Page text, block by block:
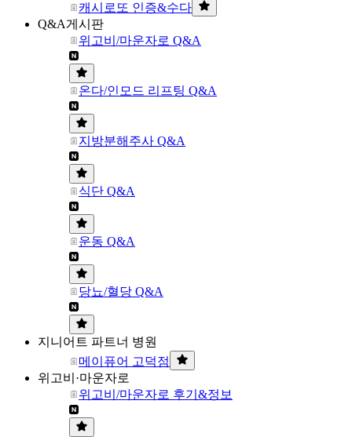
캐시로또 인증&수다
Q&A게시판
위고비/마운자로 Q&A
온다/인모드 리프팅 Q&A
지방분해주사 Q&A
식단 Q&A
운동 Q&A
당뇨/혈당 Q&A
지니어트 파트너 병원
메이퓨어 고덕점
위고비·마운자로
위고비/마운자로 후기&정보